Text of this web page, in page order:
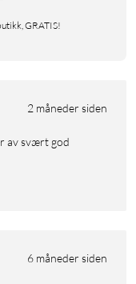
GRATIS!
2 måneder siden
6 måneder siden